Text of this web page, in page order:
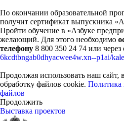
По окончании образовательной
получит сертификат выпускника
Пройти обучение в «Азбуке
желающий. Для этого необходимо
телефону 8 800 350 24 74 или
6kcdtbngab0dhyacwee4w.xn--p1ai/
Продолжая использовать наш сайт,
обработку файлов cookie. Политика
файлов
Продолжить
Выставка проектов